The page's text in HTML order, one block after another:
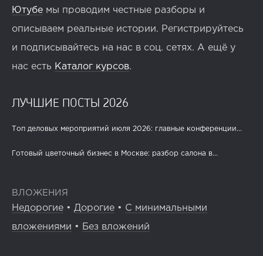
Ютубе мы проводим честные разборы и
описываем реальные истории. Регистрируйтесь
и подписывайтесь на нас в соц. сетях. А ещё у
нас есть Каталог курсов.
ЛУЧШИЕ ПОСТЫ 2026
Топ деловых мероприятий июля 2026: главные конференции...
Готовый цветочный бизнес в Москве: разбор салона в...
ВЛОЖЕНИЯ
Недорогие • Дорогие • С минимальными
вложениями • Без вложений